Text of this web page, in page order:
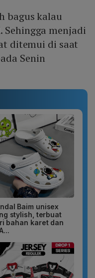
bagus kalau
Sehingga menjadi
ditemui di saat
Senin
Baim unisex
stylish, terbuat
bahan karet dan